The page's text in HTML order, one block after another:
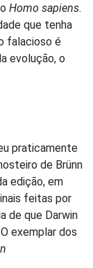
Homo sapiens.
que tenha
falacioso é
evolução, o
praticamente
de Brünn
edição, em
feitas por
de que Darwin
exemplar dos